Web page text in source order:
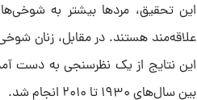
این تحقیق، مردها بیشتر به
علاقه‌مند هستند. در مقابل، زنان
این نتایج از یک نظرسنجی‌ به دست
بین سال‌های ۱۹۳۰ تا ۲۰۱۰ انجام شد.